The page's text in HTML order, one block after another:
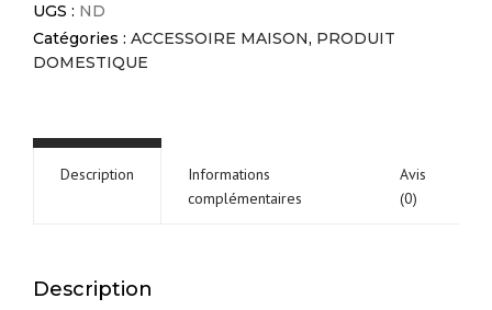
Gun
Whiskey
quantité
UGS : ND
Catégories : ACCESSOIRE MAISON, PRODUIT
DOMESTIQUE
Description
Informations
complémentaires
Avis
(0)
Description